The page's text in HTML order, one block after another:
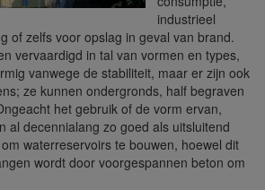
industrieel
of zelfs voor opslag in geval van brand.
vervaardigd in tal van vormen en types,
vanwege de stabiliteit, maar er zijn ook
ze kunnen ondergronds, half begraven
het gebruik of de vorm ervan,
al decennialang zo goed als uitsluitend
waterreservoirs te bouwen, hoewel dit
wordt door voorgespannen beton om